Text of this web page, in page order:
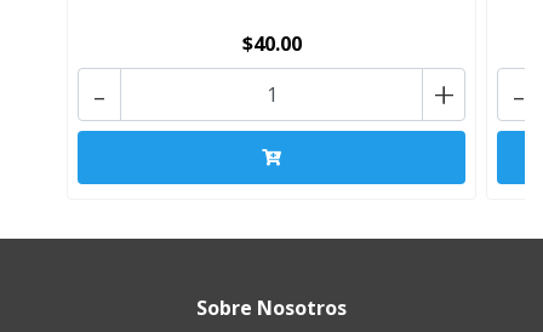
$40.00
+
- -
Sobre Nosotros